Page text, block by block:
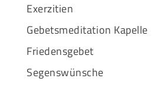
Exerzitien
Gebetsmeditation Kapelle
Friedensgebet
Segenswünsche